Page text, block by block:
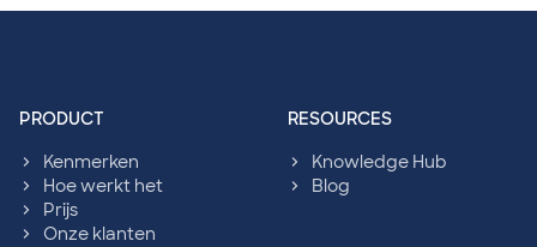
sympl: Footer navigation
PRODUCT
Kenmerken
Hoe werkt het
Prijs
Onze klanten
RESOURCES
Knowledge Hub
Blog